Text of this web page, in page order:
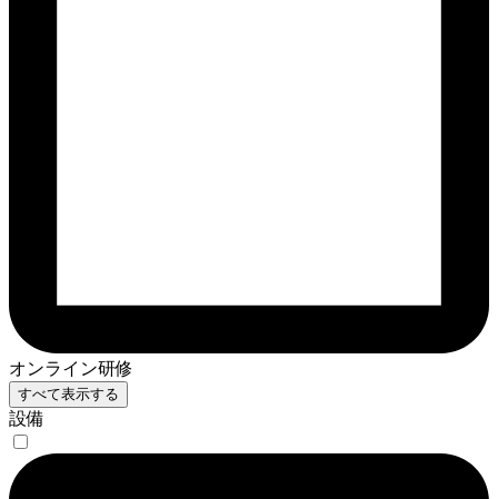
オンライン研修
すべて表示する
設備